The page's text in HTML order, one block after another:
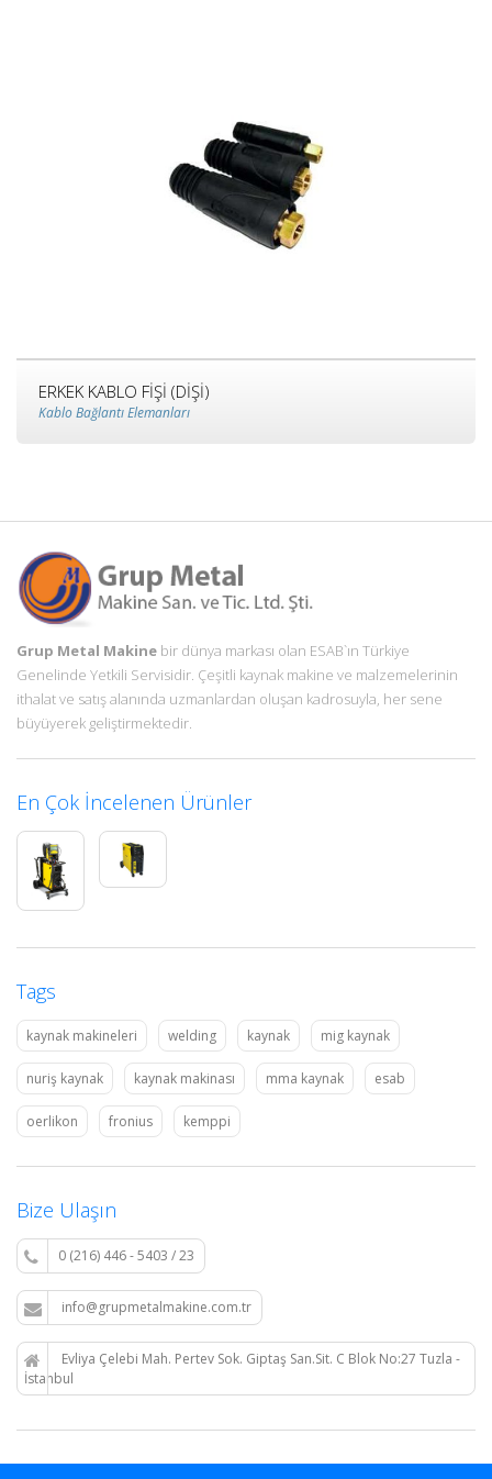
ERKEK KABLO FİŞİ (DİŞİ)
Kablo Bağlantı Elemanları
Grup Metal Makine bir dünya markası olan ESAB`ın Türkiye
Genelinde Yetkili Servisidir. Çeşitli kaynak makine ve malzemelerinin
ithalat ve satış alanında uzmanlardan oluşan kadrosuyla, her sene
büyüyerek geliştirmektedir.
En Çok İncelenen Ürünler
Tags
kaynak makineleri welding kaynak mig kaynak
nuriş kaynak kaynak makinası mma kaynak esab
oerlikon fronius kemppi
Bize Ulaşın
0 (216) 446 - 5403 / 23
info@grupmetalmakine.com.tr
Evliya Çelebi Mah. Pertev Sok. Giptaş San.Sit. C Blok No:27 Tuzla -
İstanbul